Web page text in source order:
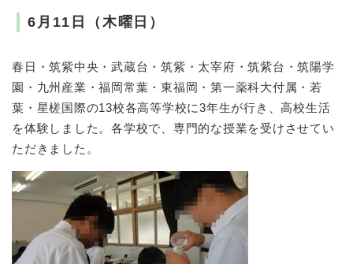
6月11日（木曜日）
春日・筑紫中央・武蔵台・筑紫・太宰府・筑紫台・筑陽学
園・九州産業・福岡常葉・東福岡・第一薬科大付属・若
葉・星槎国際の13校各高等学校に3年生が行き、高校生活
を体験しました。各学校で、専門的な授業を受けさせてい
ただきました。